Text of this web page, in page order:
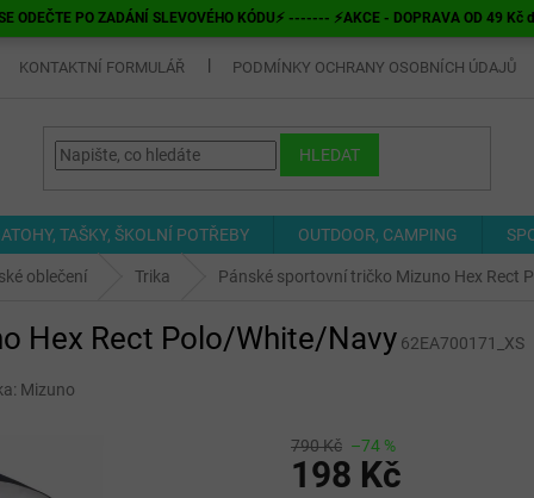
ODEČTE PO ZADÁNÍ SLEVOVÉHO KÓDU⚡ ------- ⚡AKCE - DOPRAVA OD 49
KONTAKTNÍ FORMULÁŘ PODMÍNKY OCHRANY OSOBNÍCH ÚDAJŮ
HLEDAT
TAŠKY, ŠKOLNÍ POTŘEBY OUTDOOR, CAMPING
oblečení Trika Pánské sportovní tričko Mizuno Hex Rect
Hex Rect Polo/White/Navy 62EA700171_XS
Mizuno
790 Kč –74 %
198 Kč